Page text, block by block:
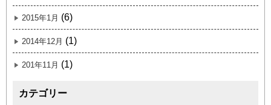
2015年1月 (6)
2014年12月 (1)
201年11月 (1)
カテゴリー